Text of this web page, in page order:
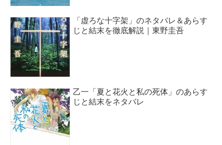
「虚ろな十字架」のネタバレ＆あらす
じと結末を徹底解説｜東野圭吾
乙一「夏と花火と私の死体」のあらす
じと結末をネタバレ